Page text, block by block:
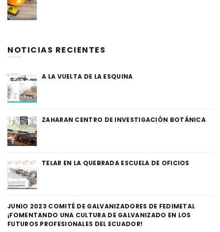
NOTICIAS RECIENTES
A LA VUELTA DE LA ESQUINA
ZAHARAN CENTRO DE INVESTIGACIÓN BOTÁNICA
TELAR EN LA QUEBRADA ESCUELA DE OFICIOS
JUNIO 2023 COMITÉ DE GALVANIZADORES DE FEDIMETAL
¡FOMENTANDO UNA CULTURA DE GALVANIZADO EN LOS
FUTUROS PROFESIONALES DEL ECUADOR!